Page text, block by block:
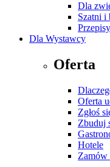
Dla
Szatni i
Dla Wystawcy
Oferta
Oferta
Zgłoś
Zbuduj
Hotele
Zamów